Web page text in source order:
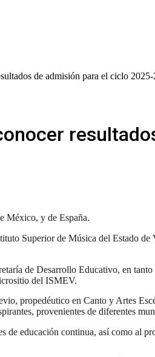
de admisión para el ciclo
México, y de España.
Superior de Música del Estado
de Desarrollo Educativo, en
del ISMEV.
propedéutico en Canto y Artes
provenientes de diferentes
de educación continua, así como